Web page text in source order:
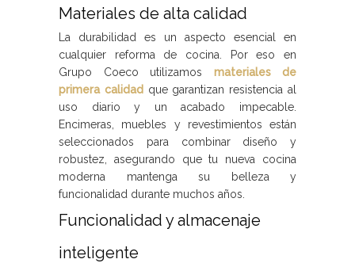
Materiales de alta calidad
La durabilidad es un aspecto esencial en
cualquier reforma de cocina. Por eso en
Grupo Coeco utilizamos materiales de
primera calidad que garantizan resistencia al
uso diario y un acabado impecable.
Encimeras, muebles y revestimientos están
seleccionados para combinar diseño y
robustez, asegurando que tu nueva cocina
moderna mantenga su belleza y
funcionalidad durante muchos años.
Funcionalidad y almacenaje
inteligente